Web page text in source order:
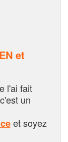
et
l'ai fait
un
et soyez